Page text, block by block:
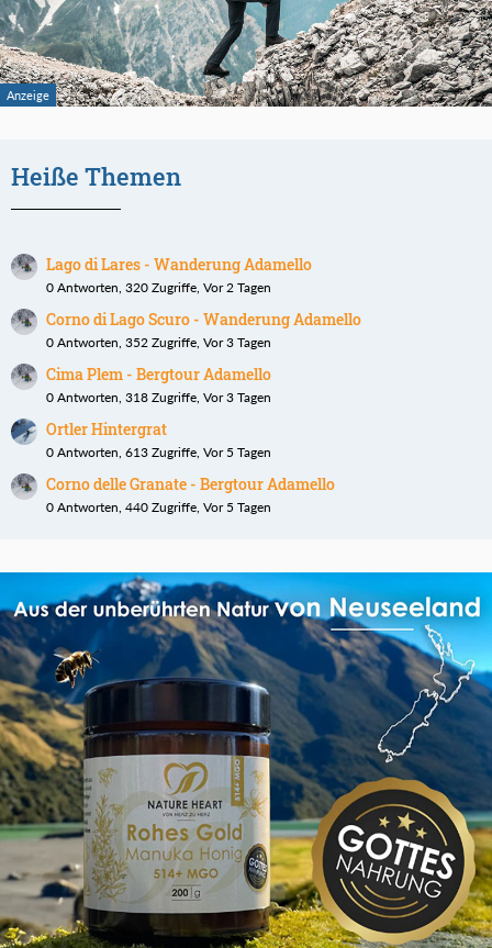
Heiße Themen
Lago di Lares - Wanderung Adamello
0 Antworten, 320 Zugriffe, Vor 2 Tagen
Corno di Lago Scuro - Wanderung Adamello
0 Antworten, 352 Zugriffe, Vor 3 Tagen
Cima Plem - Bergtour Adamello
0 Antworten, 318 Zugriffe, Vor 3 Tagen
Ortler Hintergrat
0 Antworten, 613 Zugriffe, Vor 5 Tagen
Corno delle Granate - Bergtour Adamello
0 Antworten, 440 Zugriffe, Vor 5 Tagen